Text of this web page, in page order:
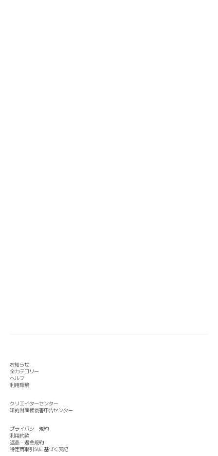
お知らせ
全カテゴリー
ヘルプ
利用環境
クリエイターセンター
知的財産権侵害申告センター
プライバシー規約
利用約款
返品・返金規約
特定商取引法に基づく表記